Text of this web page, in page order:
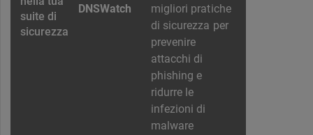
DNSWatch
migliori pratiche
di sicurezza per
prevenire
attacchi di
phishing e
ridurre le
infezioni di
malware